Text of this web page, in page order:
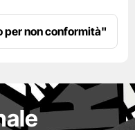
per non conformità"